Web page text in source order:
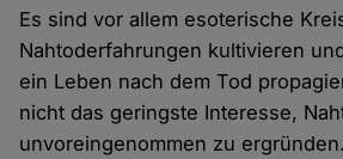
Es sind vor allem esoterische
Nahtoderfahrungen kultivieren
ein Leben nach dem Tod
nicht das geringste Interesse,
unvoreingenommen zu